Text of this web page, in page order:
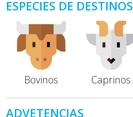
ESPECIES DE DESTINOS
Bovinos Caprinos
ADVETENCIAS